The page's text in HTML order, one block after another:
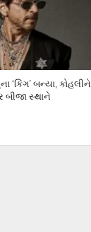
‘કિંગ’ બન્યા, કોહલીને
બીજા સ્થાને